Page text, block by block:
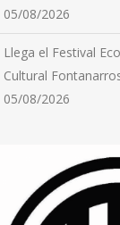
Jornada de
defensa de la
soberanía:
05/08/2026
Llega el Festival
Cultural
05/08/2026